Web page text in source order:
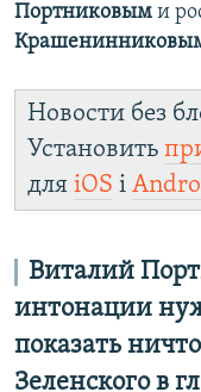
Портниковым и
Новости без
Установить
для iOS і
Виталий
интонации
показать
Зеленского в